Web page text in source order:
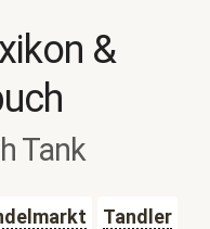
&
Tank
Tandler